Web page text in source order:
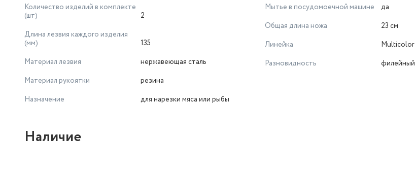
Количество изделий в комплекте
(шт)
2
Длина лезвия каждого изделия
(мм)
135
Материал лезвия
нержавеющая сталь
Материал рукоятки
резина
Назначение
для нарезки мяса или рыбы
Мытье в посудомоечной машине
да
Общая длина ножа
23 см
Линейка
Multicolor
Разновидность
филейный
Наличие